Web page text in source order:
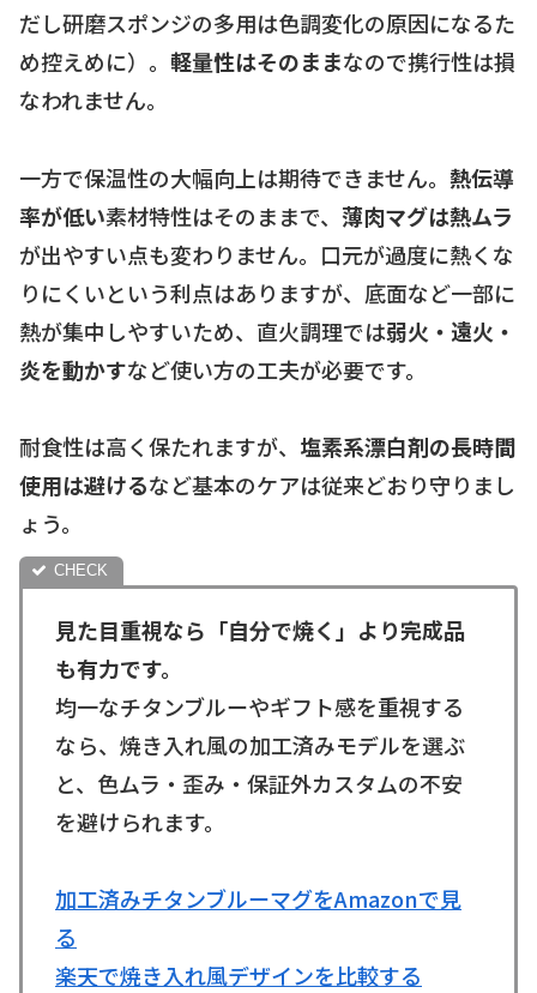
だし研磨スポンジの多用は色調変化の原因になるた
め控えめに）。 軽量性はそのままなので携行性は損
なわれません。
一方で保温性の大幅向上は期待できません。 熱伝導
率が低い素材特性はそのままで、 薄肉マグは熱ムラ
が出やすい点も変わりません。口元が過度に熱くな
りにくいという利点はありますが、底面など一部に
熱が集中しやすいため、直火調理では弱火・遠火・
炎を動かすなど使い方の工夫が必要です。
耐食性は高く保たれますが、 塩素系漂白剤の長時間
使用は避けるなど基本のケアは従来どおり守りまし
ょう。
見た目重視なら「自分で焼く」より完成品
も有力です。
均一なチタンブルーやギフト感を重視する
なら、焼き入れ風の加工済みモデルを選ぶ
と、色ムラ・歪み・保証外カスタムの不安
を避けられます。
加工済みチタンブルーマグをAmazonで見
る
楽天で焼き入れ風デザインを比較する